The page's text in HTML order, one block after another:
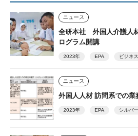
ニュース
全研本社 外国人介護人
ログラム開講
2023年 EPA ビジネス
ニュース
外国人人材 訪問系での業
2023年 EPA シルバ